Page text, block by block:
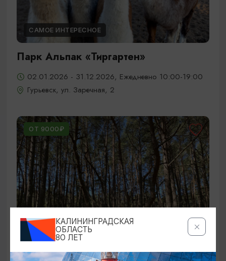
САМОЕ ИНТЕРЕСНОЕ
Парк Альпак «Тиргартен»
02.01.2026 - 31.12.2026, Ежедневно 10:00-19:00
Гурьевск, ул. Заречная, 2
ОТ 9000₽
ЭКСКУРСИИ УЧРЕЖДЕНИЙ КУЛЬТУРЫ
КАЛИНИНГРАДСКАЯ
ОБЛАСТЬ
80 ЛЕТ